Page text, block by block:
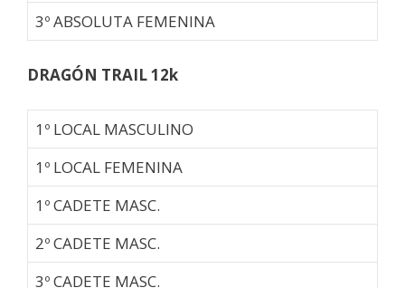
3º ABSOLUTA FEMENINA
DRAGÓN TRAIL 12k
1º LOCAL MASCULINO
1º LOCAL FEMENINA
1º CADETE MASC.
2º CADETE MASC.
3º CADETE MASC.